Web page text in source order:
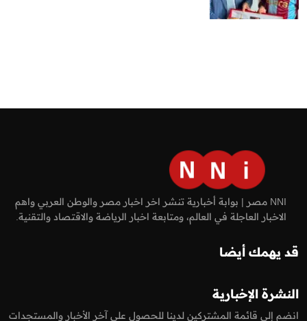
NNI مصر | بوابة أخبارية تنشر اخر اخبار مصر والوطن العربي واهم
الاخبار العاجلة في العالم، ومتابعة اخبار الرياضة والاقتصاد والتقنية.
قد يهمك أيضا
النشرة الإخبارية
انضم إلى قائمة المشتركين لدينا للحصول على آخر الأخبار والمستجدات